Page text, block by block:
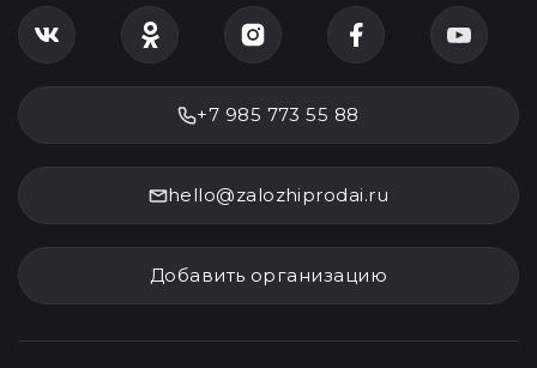
+7 985 773 55 88
hello@zalozhiprodai.ru
Добавить организацию